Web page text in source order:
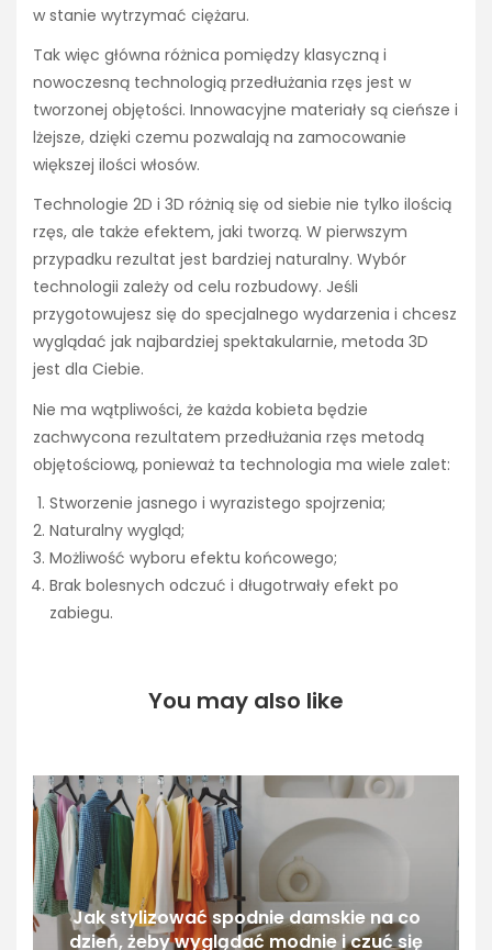
w stanie wytrzymać ciężaru.
Tak więc główna różnica pomiędzy klasyczną i
nowoczesną technologią przedłużania rzęs jest w
tworzonej objętości. Innowacyjne materiały są cieńsze i
lżejsze, dzięki czemu pozwalają na zamocowanie
większej ilości włosów.
Technologie 2D i 3D różnią się od siebie nie tylko ilością
rzęs, ale także efektem, jaki tworzą. W pierwszym
przypadku rezultat jest bardziej naturalny. Wybór
technologii zależy od celu rozbudowy. Jeśli
przygotowujesz się do specjalnego wydarzenia i chcesz
wyglądać jak najbardziej spektakularnie, metoda 3D
jest dla Ciebie.
Nie ma wątpliwości, że każda kobieta będzie
zachwycona rezultatem przedłużania rzęs metodą
objętościową, ponieważ ta technologia ma wiele zalet:
Stworzenie jasnego i wyrazistego spojrzenia;
Naturalny wygląd;
Możliwość wyboru efektu końcowego;
Brak bolesnych odczuć i długotrwały efekt po
zabiegu.
You may also like
Jak stylizować spodnie damskie na co
dzień, żeby wyglądać modnie i czuć się